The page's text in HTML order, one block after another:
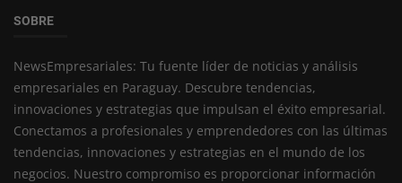
SOBRE
NewsEmpresariales: Tu fuente líder de noticias y análisis
empresariales en Paraguay. Descubre tendencias,
innovaciones y estrategias que impulsan el éxito empresarial.
Conectamos a profesionales y emprendedores con las últimas
tendencias, innovaciones y estrategias en el mundo de los
negocios. Nuestro compromiso es proporcionar información